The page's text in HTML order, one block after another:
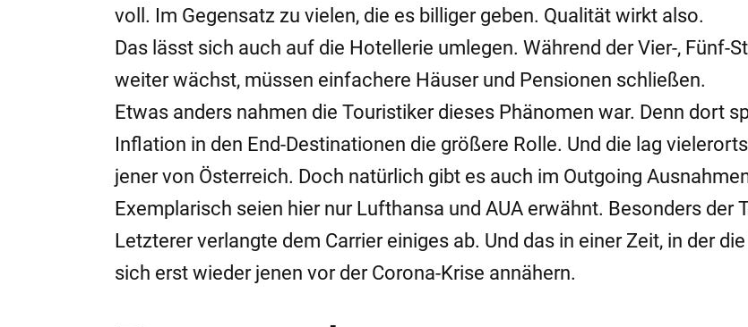
voll. Im Gegensatz zu vielen, die es billiger geben. Qualität wirkt also.
Das lässt sich auch auf die Hotellerie umlegen. Während der Vier-, Fünf-
weiter wächst, müssen einfachere Häuser und Pensionen schließen.
Etwas anders nahmen die Touristiker dieses Phänomen war. Denn dort
Inflation in den End-Destinationen die größere Rolle. Und die lag
jener von Österreich. Doch natürlich gibt es auch im Outgoing
Exemplarisch seien hier nur Lufthansa und AUA erwähnt. Besonders der
Letzterer verlangte dem Carrier einiges ab. Und das in einer Zeit, in der
sich erst wieder jenen vor der Corona-Krise annähern.